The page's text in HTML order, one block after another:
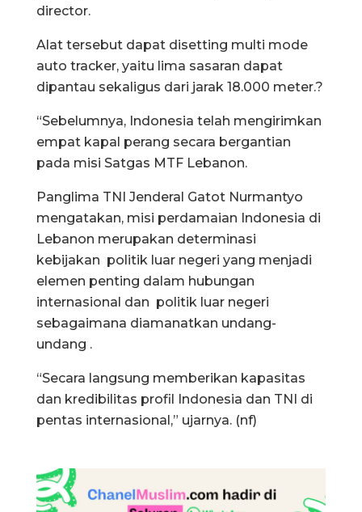
director.
Alat tersebut dapat disetting multi mode
auto tracker, yaitu lima sasaran dapat
dipantau sekaligus dari jarak 18.000 meter.?
“Sebelumnya, Indonesia telah mengirimkan
empat kapal perang secara bergantian
pada misi Satgas MTF Lebanon.
Panglima TNI Jenderal Gatot Nurmantyo
mengatakan, misi perdamaian Indonesia di
Lebanon merupakan determinasi
kebijakan politik luar negeri yang menjadi
elemen penting dalam hubungan
internasional dan politik luar negeri
sebagaimana diamanatkan undang-
undang .
“Secara langsung memberikan kapasitas
dan kredibilitas profil Indonesia dan TNI di
pentas internasional,” ujarnya. (nf)